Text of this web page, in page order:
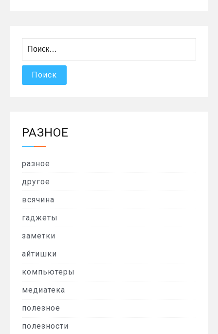
РАЗНОЕ
разное
другое
всячина
гаджеты
заметки
айтишки
компьютеры
медиатека
полезное
полезности